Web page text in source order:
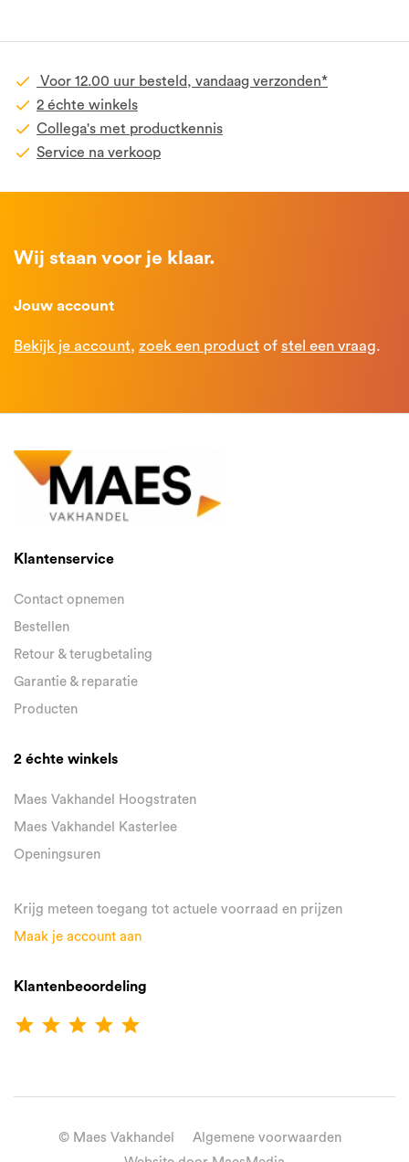
Voor 12.00 uur besteld, vandaag verzonden*
2 échte winkels
Collega's met productkennis
Service na verkoop
Wij staan voor je klaar.
Jouw account
Bekijk je account, zoek een product of stel een vraag.
Klantenservice
Contact opnemen
Bestellen
Retour & terugbetaling
Garantie & reparatie
Producten
2 échte winkels
Maes Vakhandel Hoogstraten
Maes Vakhandel Kasterlee
Openingsuren
Krijg meteen toegang tot actuele voorraad en prijzen
Maak je account aan
Klantenbeoordeling
star star star star star
© Maes Vakhandel
Algemene voorwaarden